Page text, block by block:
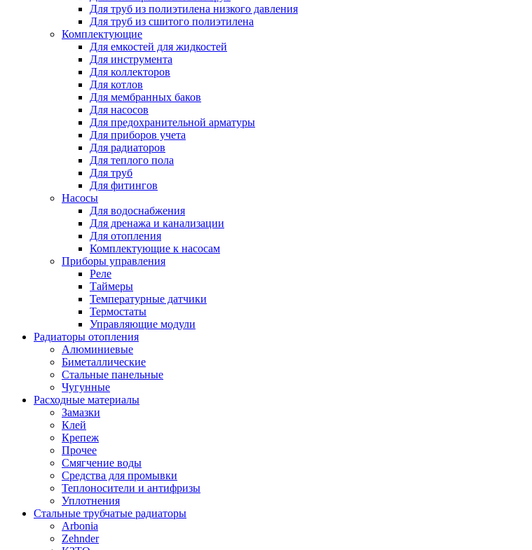
Для труб из полиэтилена низкого давления
Для труб из сшитого полиэтилена
Комплектующие
Для емкостей для жидкостей
Для инструмента
Для коллекторов
Для котлов
Для мембранных баков
Для насосов
Для предохранительной арматуры
Для приборов учета
Для радиаторов
Для теплого пола
Для труб
Для фитингов
Насосы
Для водоснабжения
Для дренажа и канализации
Для отопления
Комплектующие к насосам
Приборы управления
Реле
Таймеры
Температурные датчики
Термостаты
Управляющие модули
Радиаторы отопления
Алюминиевые
Биметаллические
Стальные панельные
Чугунные
Расходные материалы
Замазки
Клей
Крепеж
Прочее
Смягчение воды
Средства для промывки
Теплоносители и антифризы
Уплотнения
Стальные трубчатые радиаторы
Arbonia
Zehnder